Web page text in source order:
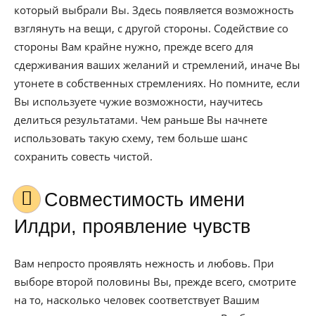
который выбрали Вы. Здесь появляется возможность
взглянуть на вещи, с другой стороны. Содействие со
стороны Вам крайне нужно, прежде всего для
сдерживания ваших желаний и стремлений, иначе Вы
утонете в собственных стремлениях. Но помните, если
Вы используете чужие возможности, научитесь
делиться результатами. Чем раньше Вы начнете
использовать такую схему, тем больше шанс
сохранить совесть чистой.
Совместимость имени
Илдри, проявление чувств
Вам непросто проявлять нежность и любовь. При
выборе второй половины Вы, прежде всего, смотрите
на то, насколько человек соответствует Вашим